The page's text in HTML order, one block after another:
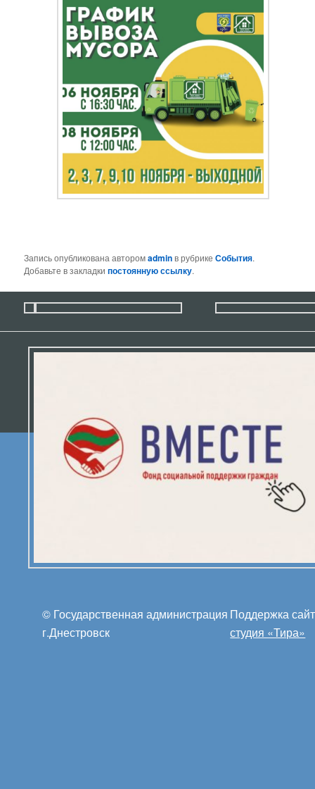
Запись опубликована авторомadminв рубрикеСобытия.
Добавьте в закладкипостоянную ссылку.
© Государственная администрация
г.Днестровск
Поддержка
студия «Тира»